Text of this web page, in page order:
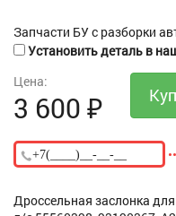
Запчасти БУ с разборки
Установить деталь в
Цена:
3 600 ₽
Дроссельная заслонка